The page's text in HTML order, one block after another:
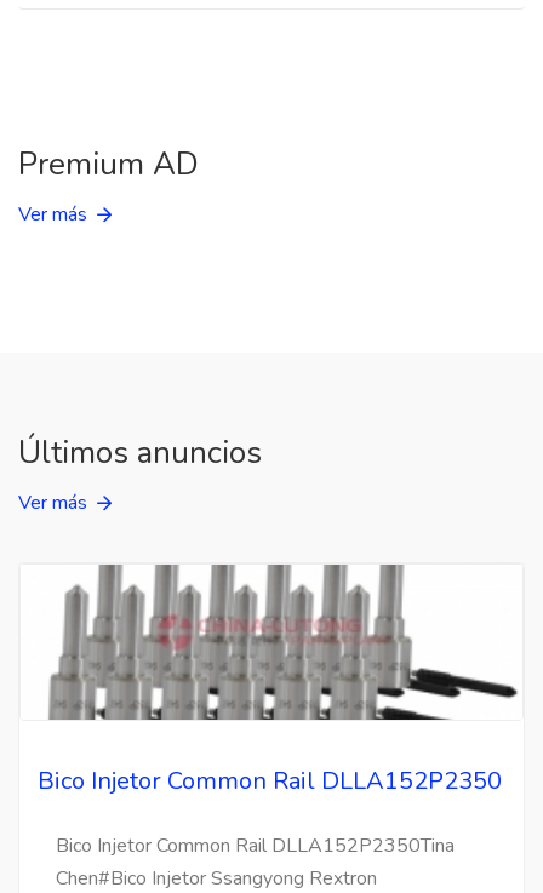
Premium AD
Ver más
Últimos anuncios
Ver más
Bico Injetor Common Rail DLLA152P2350
Bico Injetor Common Rail DLLA152P2350Tina
Chen#Bico Injetor Ssangyong Rextron